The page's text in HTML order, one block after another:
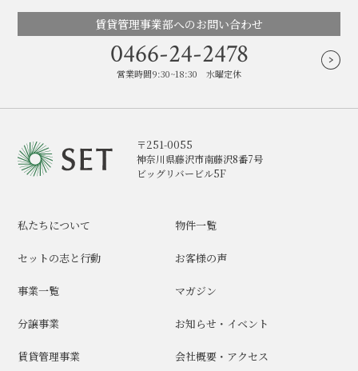
賃貸管理事業部へのお問い合わせ
0466-24-2478
営業時間9:30~18:30 水曜定休
〒251-0055
神奈川県藤沢市南藤沢8番7号
ビッグリバービル5F
私たちについて
セットの志と行動
事業一覧
分譲事業
賃貸管理事業
物件一覧
お客様の声
マガジン
お知らせ・イベント
会社概要・アクセス